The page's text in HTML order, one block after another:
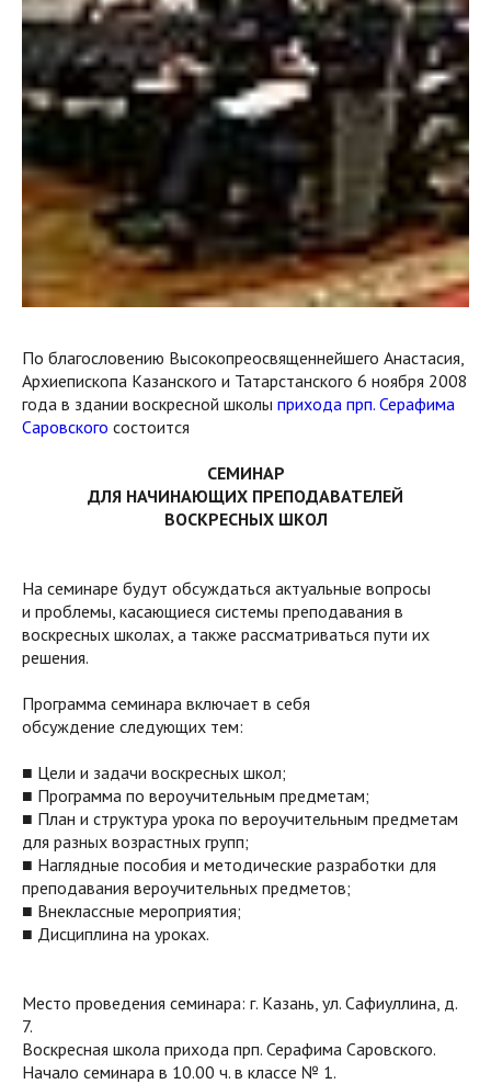
По благословению Высокопреосвященнейшего Анастасия,
Архиепископа Казанского и Татарстанского 6 ноября 2008
года в здании воскресной школы прихода прп. Серафима
Саровского состоится
СЕМИНАР
ДЛЯ НАЧИНАЮЩИХ ПРЕПОДАВАТЕЛЕЙ
ВОСКРЕСНЫХ ШКОЛ
На семинаре будут обсуждаться актуальные вопросы
и проблемы, касающиеся системы преподавания в
воскресных школах, а также рассматриваться пути их
решения.
Программа семинара включает в себя
обсуждение следующих тем:
■ Цели и задачи воскресных школ;
■ Программа по вероучительным предметам;
■ План и структура урока по вероучительным предметам
для разных возрастных групп;
■ Наглядные пособия и методические разработки для
преподавания вероучительных предметов;
■ Внеклассные мероприятия;
■ Дисциплина на уроках.
Место проведения семинара: г. Казань, ул. Сафиуллина, д.
7.
Воскресная школа прихода прп. Серафима Саровского.
Начало семинара в 10.00 ч. в классе № 1.